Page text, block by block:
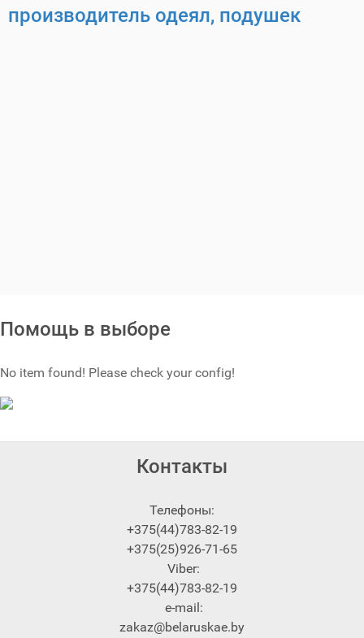
производитель одеял, подушек
Помощь в выборе
No item found! Please check your config!
Контакты
Телефоны:
+375(44)783-82-19
+375(25)926-71-65
Viber:
+375(44)783-82-19
e-mail:
zakaz@belaruskae.by